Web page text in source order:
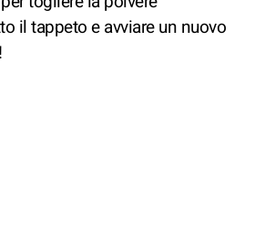
il tappeto e avviare un nuovo